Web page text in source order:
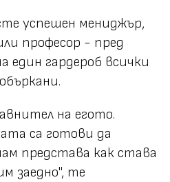
успешен мениджър,
професор - пред
един гардероб всички
на егото.
са готови да
представа как става
заедно", те